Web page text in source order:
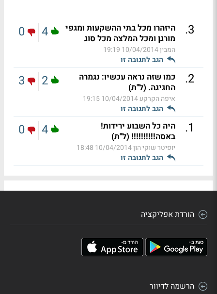
3
.
היזהרו מכל בתי ההשקעות ומגפי
מורגן ומכל המלצה מכל סוג
המבין10/04/2014 19:19
הגב לתגובה זו
4
0
2
.
כמו שזה נראה עכשיו: נגמרה
החגיגה. (ל"ת)
איפה הקרקע10/04/2014 19:15
הגב לתגובה זו
2
3
1
.
היה כל השבוע ירידות!
באסה!!!!!!!!!! (ל"ת)
יופיטר שוקי הון10/04/2014 18:48
הגב לתגובה זו
4
0
הורדת אפליקציה
הרשמה לדיוור